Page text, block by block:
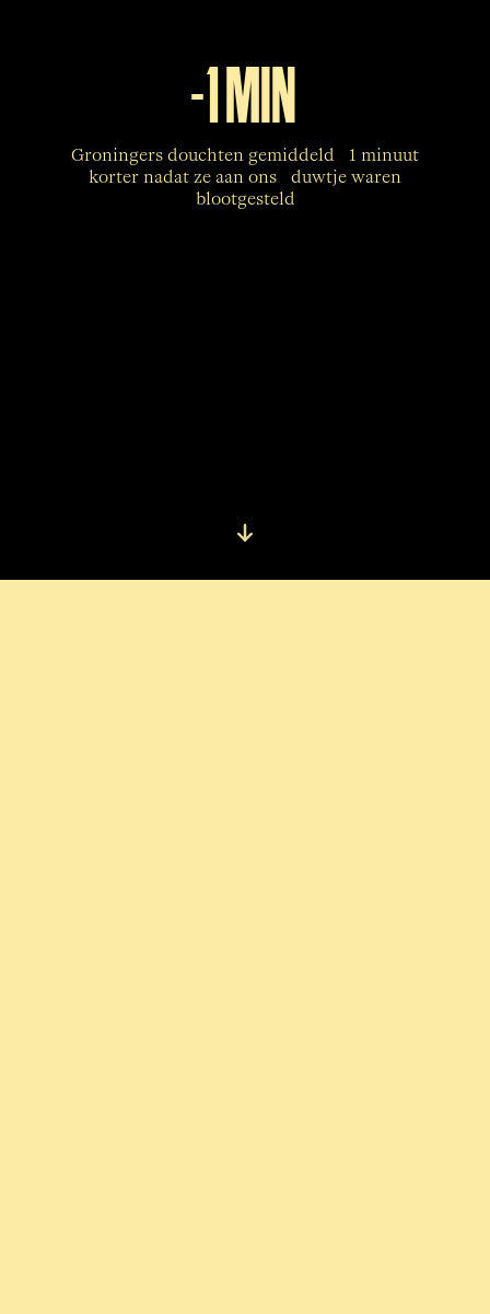
-1 MIN
Groningers douchten gemiddeld 1 minuut
korter nadat ze aan ons duwtje waren
blootgesteld